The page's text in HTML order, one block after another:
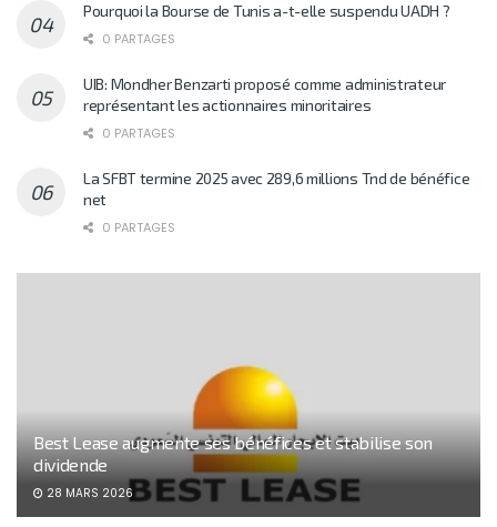
Pourquoi la Bourse de Tunis a-t-elle suspendu UADH ?
0 PARTAGES
UIB: Mondher Benzarti proposé comme administrateur
représentant les actionnaires minoritaires
0 PARTAGES
La SFBT termine 2025 avec 289,6 millions Tnd de bénéfice
net
0 PARTAGES
Best Lease augmente ses bénéfices et stabilise son
dividende
28 MARS 2026